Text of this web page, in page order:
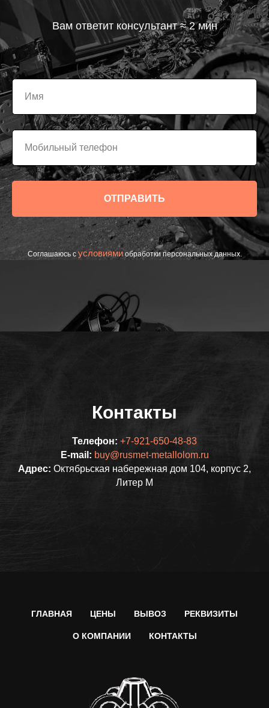
Вам ответит консультант ≈ 2 мин
ОТПРАВИТЬ
Соглашаюсь с условиями обработки персональных данных.
Контакты
Телефон: +7-921-650-48-83
E-mail: buy@rusmet-metallolom.ru
Адрес: Октябрьская набережная дом 104, корпус 2,
Литер М
ГЛАВНАЯ ЦЕНЫ ВЫВОЗ РЕКВИЗИТЫ
О КОМПАНИИ КОНТАКТЫ